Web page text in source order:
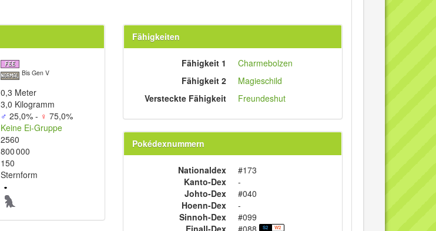
Bis Gen V
0,3 Meter
3,0 Kilogramm
♂ 25,0% - ♀ 75,0%
Keine Ei-Gruppe
2560
800 000
150
Sternform
Fähigkeiten
Fähigkeit 1
Charmebolzen
Fähigkeit 2
Magieschild
Versteckte Fähigkeit
Freundeshut
Pokédexnummern
Nationaldex
#173
Kanto-Dex
-
Johto-Dex
#040
Hoenn-Dex
-
Sinnoh-Dex
#099
Einall-Dex
#088 S2 W2